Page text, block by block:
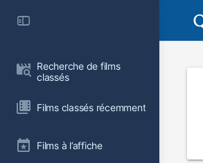
Recherche de films
classés
Films classés récemment
Films à l’affiche